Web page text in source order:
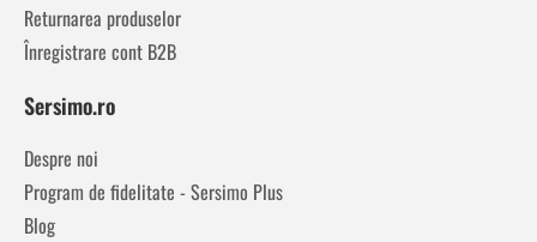
Returnarea produselor
Înregistrare cont B2B
Sersimo.ro
Despre noi
Program de fidelitate - Sersimo Plus
Blog